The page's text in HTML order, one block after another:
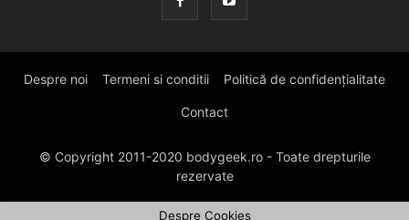
Despre noi Termeni si conditii Politică de confidențialitate
Contact
© Copyright 2011-2020 bodygeek.ro - Toate drepturile
rezervate
Despre Cookies